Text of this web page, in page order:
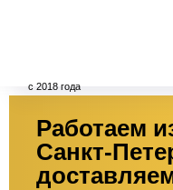
с 2018 года
Работаем
Санкт-